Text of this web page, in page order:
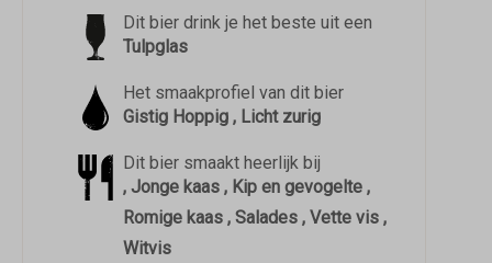
Dit bier drink je het beste uit een
Tulpglas
Het smaakprofiel van dit bier
Gistig Hoppig , Licht zurig
Dit bier smaakt heerlijk bij
, Jonge kaas , Kip en gevogelte ,
Romige kaas , Salades , Vette vis ,
Witvis